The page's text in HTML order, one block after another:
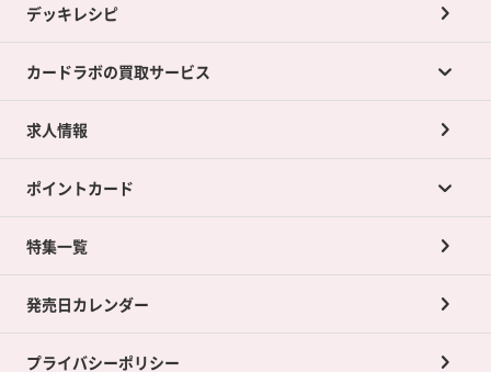
デッキレシピ
カードラボの買取サービス
カードラボの買取サービスTOP
店舗買取について
ネット買取について
買取承諾書について
求人情報
ポイントカード
ポイントカードTOP
ポイント交換景品
特集一覧
発売日カレンダー
プライバシーポリシー